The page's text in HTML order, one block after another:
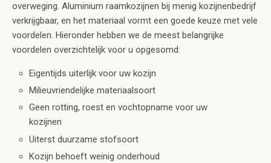
overweging. Aluminium raamkozijnen bij menig kozijnenbedrijf
verkrijgbaar, en het materiaal vormt een goede keuze met vele
voordelen. Hieronder hebben we de meest belangrijke
voordelen overzichtelijk voor u opgesomd:
Eigentijds uiterlijk voor uw kozijn
Milieuvriendelijke materiaalsoort
Geen rotting, roest en vochtopname voor uw
kozijnen
Uiterst duurzame stofsoort
Kozijn behoeft weinig onderhoud